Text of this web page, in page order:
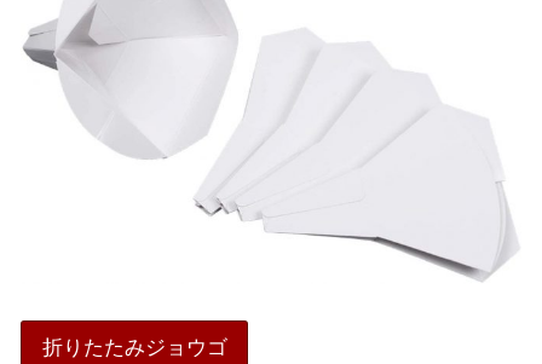
折りたたみジョウゴ